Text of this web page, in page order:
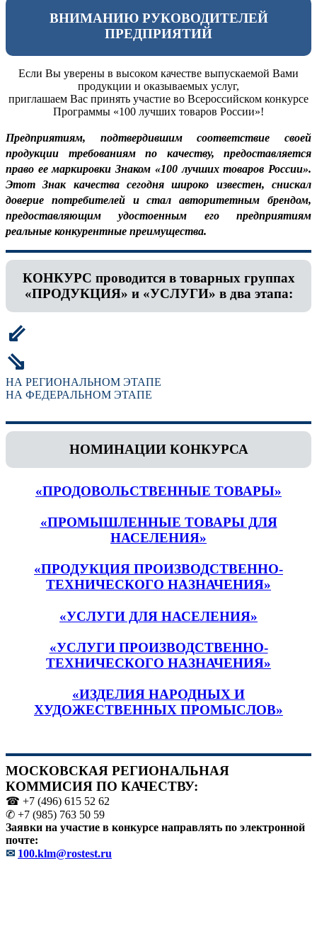
ВНИМАНИЮ РУКОВОДИТЕЛЕЙ
ПРЕДПРИЯТИЙ
Если Вы уверены в высоком качестве выпускаемой Вами
продукции и оказываемых услуг,
приглашаем Вас принять участие во Всероссийском конкурсе
Программы «100 лучших товаров России»!
Предприятиям, подтвердившим соответствие своей
продукции требованиям по качеству, предоставляется
право ее маркировки Знаком «100 лучших товаров России».
Этот Знак качества сегодня широко известен, снискал
доверие потребителей и стал авторитетным брендом,
предоставляющим удостоенным его предприятиям
реальные конкурентные преимущества.
КОНКУРС проводится в товарных группах
«ПРОДУКЦИЯ» и «УСЛУГИ» в два этапа:
⇙
⇘
НА РЕГИОНАЛЬНОМ ЭТАПЕ
НА ФЕДЕРАЛЬНОМ ЭТАПЕ
НОМИНАЦИИ КОНКУРСА
«ПРОДОВОЛЬСТВЕННЫЕ ТОВАРЫ»
«ПРОМЫШЛЕННЫЕ ТОВАРЫ ДЛЯ
НАСЕЛЕНИЯ»
«ПРОДУКЦИЯ ПРОИЗВОДСТВЕННО-
ТЕХНИЧЕСКОГО НАЗНАЧЕНИЯ»
«УСЛУГИ ДЛЯ НАСЕЛЕНИЯ»
«УСЛУГИ ПРОИЗВОДСТВЕННО-
ТЕХНИЧЕСКОГО НАЗНАЧЕНИЯ»
«ИЗДЕЛИЯ НАРОДНЫХ И
ХУДОЖЕСТВЕННЫХ ПРОМЫСЛОВ»
МОСКОВСКАЯ РЕГИОНАЛЬНАЯ
КОММИСИЯ ПО КАЧЕСТВУ:
☎ +7 (496) 615 52 62
✆ +7 (985) 763 50 59
Заявки на участие в конкурсе направлять по электронной
почте:
✉ 100.klm@rostest.ru